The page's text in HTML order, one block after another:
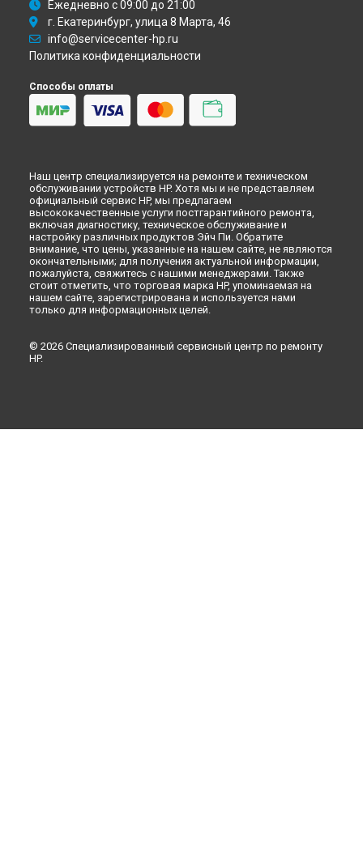
Ежедневно с 09:00 до 21:00
г. Екатеринбург, улица 8 Марта, 46
info@servicecenter-hp.ru
Политика конфиденциальности
Способы оплаты
Наш центр специализируется на ремонте и техническом
обслуживании устройств HP. Хотя мы и не представляем
официальный сервис HP, мы предлагаем
высококачественные услуги постгарантийного ремонта,
включая диагностику, техническое обслуживание и
настройку различных продуктов Эйч Пи. Обратите
внимание, что цены, указанные на нашем сайте, не являются
окончательными; для получения актуальной информации,
пожалуйста, свяжитесь с нашими менеджерами. Также
стоит отметить, что торговая марка HP, упоминаемая на
нашем сайте, зарегистрирована и используется нами
только для информационных целей.
© 2026 Специализированный сервисный центр по ремонту
HP.